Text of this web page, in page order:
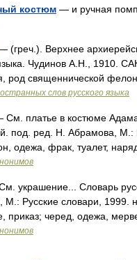
костюм — и ручная
(греч.). Верхнее
Чудинов А.Н., 1910.
род священнической
слов русского языка
См. платье в костюме
под. ред. Н. Абрамова, М.:
одежа, фрак, туалет,
украшение... Словарь
М.: Русские словари, 1999.
приказ; черед, одежа,